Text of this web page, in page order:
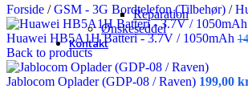
Reparation
Ønskeseddel
Kontakt
Forside / GSM - 3G Bordtelefon (Tilbehør) /
Huawei HB5A1H Batteri - 3.7V / 1050mAh
Back to products
Jablocom Oplader (GDP-08 / Raven) 199,00